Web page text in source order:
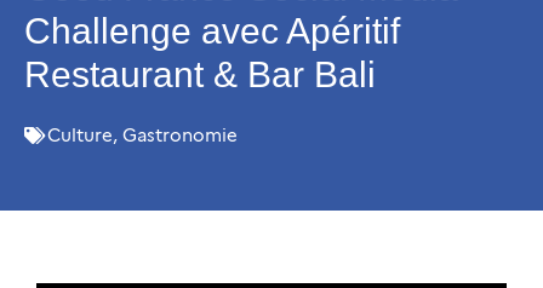
Challenge avec Apéritif
Restaurant & Bar Bali
Culture, Gastronomie